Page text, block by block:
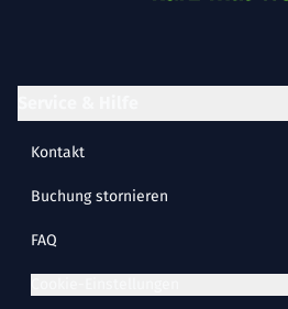
Kontakt
Buchung stornieren
FAQ